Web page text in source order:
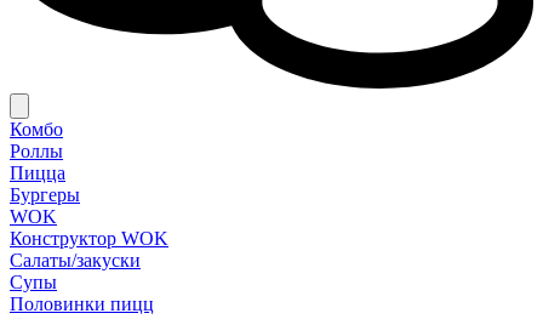
Комбо
Роллы
Пицца
Бургеры
WOK
Конструктор WOK
Салаты/закуски
Супы
Половинки пицц